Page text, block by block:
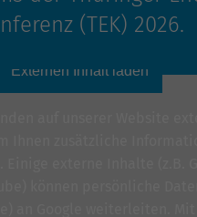
(TEK) 2026.
Externen Inhalt laden